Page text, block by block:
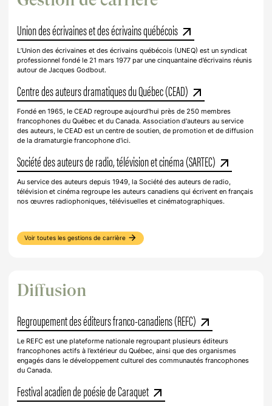
Union des écrivaines et des écrivains québécois arrow_outward
L’Union des écrivaines et des écrivains québécois (UNEQ) est un syndicat
professionnel fondé le 21 mars 1977 par une cinquantaine d’écrivains réunis
autour de Jacques Godbout.
Centre des auteurs dramatiques du Québec (CEAD) arrow_outward
Fondé en 1965, le CEAD regroupe aujourd'hui près de 250 membres
francophones du Québec et du Canada. Association d'auteurs au service
des auteurs, le CEAD est un centre de soutien, de promotion et de diffusion
de la dramaturgie francophone d'ici.
Société des auteurs de radio, télévision et cinéma (SARTEC) arrow_outward
Au service des auteurs depuis 1949, la Société des auteurs de radio,
télévision et cinéma regroupe les auteurs canadiens qui écrivent en français
nos œuvres radiophoniques, télévisuelles et cinématographiques.
Voir toutes les gestions de carrière arrow_forward
Diffusion
Regroupement des éditeurs franco-canadiens (REFC) arrow_outward
Le REFC est une plateforme nationale regroupant plusieurs éditeurs
francophones actifs à l’extérieur du Québec, ainsi que des organismes
engagés dans le développement culturel des communautés francophones
du Canada.
Festival acadien de poésie de Caraquet arrow_outward